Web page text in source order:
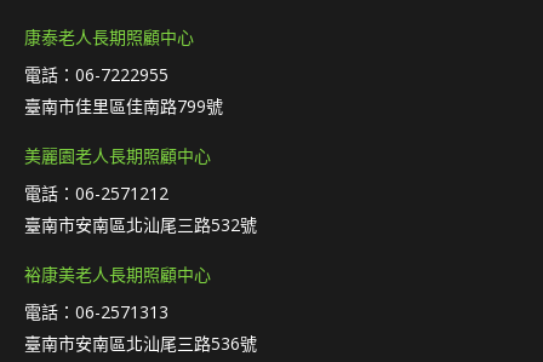
康泰老人長期照顧中心
電話：06-7222955
臺南市佳里區佳南路799號
美麗園老人長期照顧中心
電話：06-2571212
臺南市安南區北汕尾三路532號
裕康美老人長期照顧中心
電話：06-2571313
臺南市安南區北汕尾三路536號